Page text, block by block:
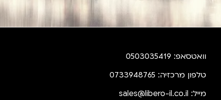
וואטסאפ: 0503035419
טלפון מרכזיה: 0733948765
מייל: sales@libero-il.co.il